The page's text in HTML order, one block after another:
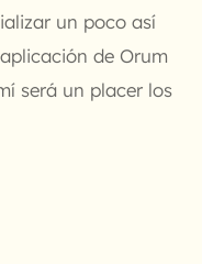
un poco así
de Orum
será un placer los